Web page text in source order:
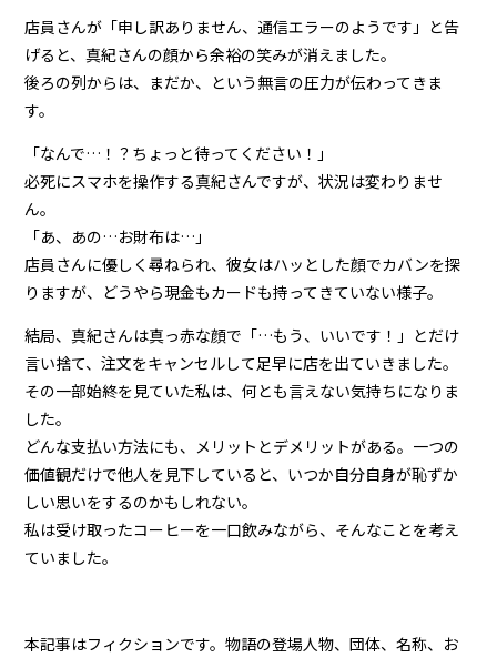
店員さんが「申し訳ありません、通信エラーのようです」と告
げると、真紀さんの顔から余裕の笑みが消えました。
後ろの列からは、まだか、という無言の圧力が伝わってきま
す。
「なんで…！？ちょっと待ってください！」
必死にスマホを操作する真紀さんですが、状況は変わりませ
ん。
「あ、あの…お財布は…」
店員さんに優しく尋ねられ、彼女はハッとした顔でカバンを探
りますが、どうやら現金もカードも持ってきていない様子。
結局、真紀さんは真っ赤な顔で「…もう、いいです！」とだけ
言い捨て、注文をキャンセルして足早に店を出ていきました。
その一部始終を見ていた私は、何とも言えない気持ちになりま
した。
どんな支払い方法にも、メリットとデメリットがある。一つの
価値観だけで他人を見下していると、いつか自分自身が恥ずか
しい思いをするのかもしれない。
私は受け取ったコーヒーを一口飲みながら、そんなことを考え
ていました。
本記事はフィクションです。物語の登場人物、団体、名称、お